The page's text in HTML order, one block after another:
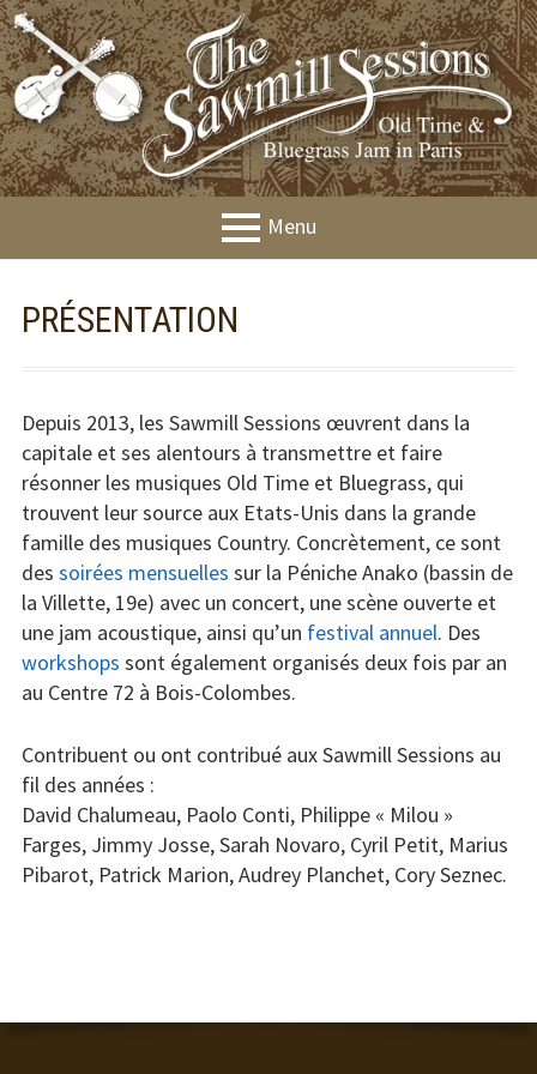
Aller
au
contenu
Menu
PRINCIPAL
Workshops
Festival &
Concerts
Liens
Contact /
Adhésion
PRÉSENTATION
Depuis 2013, les Sawmill Sessions œuvrent dans la
capitale et ses alentours à transmettre et faire
résonner les musiques Old Time et Bluegrass, qui
trouvent leur source aux Etats-Unis dans la grande
famille des musiques Country. Concrètement, ce sont
des soirées mensuelles sur la Péniche Anako (bassin de
la Villette, 19e) avec un concert, une scène ouverte et
une jam acoustique, ainsi qu’un festival annuel. Des
workshops sont également organisés deux fois par an
au Centre 72 à Bois-Colombes.
Contribuent ou ont contribué aux Sawmill Sessions au
fil des années :
David Chalumeau, Paolo Conti, Philippe « Milou »
Farges, Jimmy Josse, Sarah Novaro, Cyril Petit, Marius
Pibarot, Patrick Marion, Audrey Planchet, Cory Seznec.